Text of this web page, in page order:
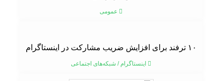
عمومی
۱۰ ترفند برای افزایش ضریب مشارکت در اینستاگرام
اینستاگرام/شبکه‌های اجتماعی